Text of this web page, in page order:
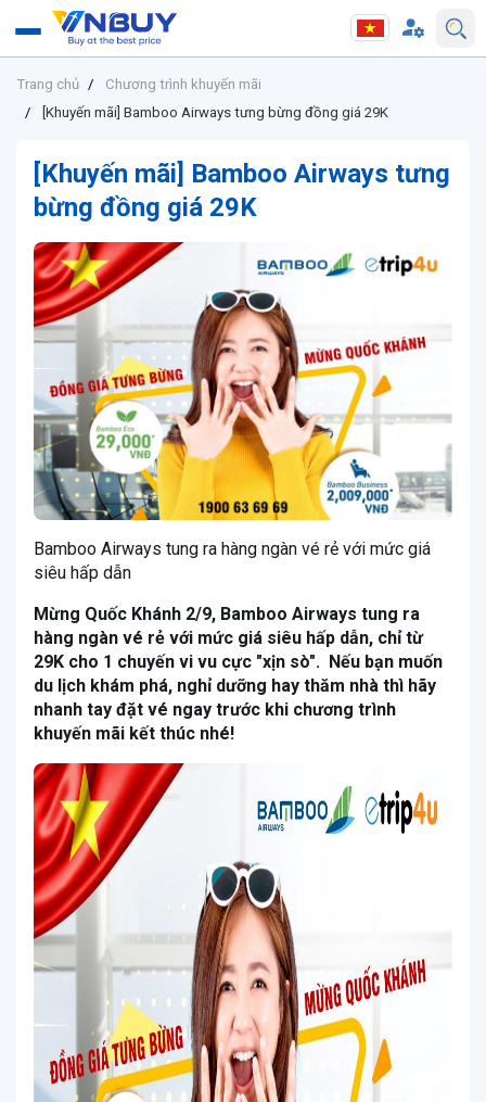
Trang chủ
Chương trình khuyến mãi
[Khuyến mãi] Bamboo Airways tưng bừng đồng giá 29K
[Khuyến mãi] Bamboo Airways tưng
bừng đồng giá 29K
Bamboo Airways tung ra hàng ngàn vé rẻ với mức giá
siêu hấp dẫn
Mừng Quốc Khánh 2/9, Bamboo Airways tung ra
hàng ngàn vé rẻ với mức giá siêu hấp dẫn, chỉ từ
29K cho 1 chuyến vi vu cực "xịn sò". Nếu bạn muốn
du lịch khám phá, nghỉ dưỡng hay thăm nhà thì hãy
nhanh tay đặt vé ngay trước khi chương trình
khuyến mãi kết thúc nhé!